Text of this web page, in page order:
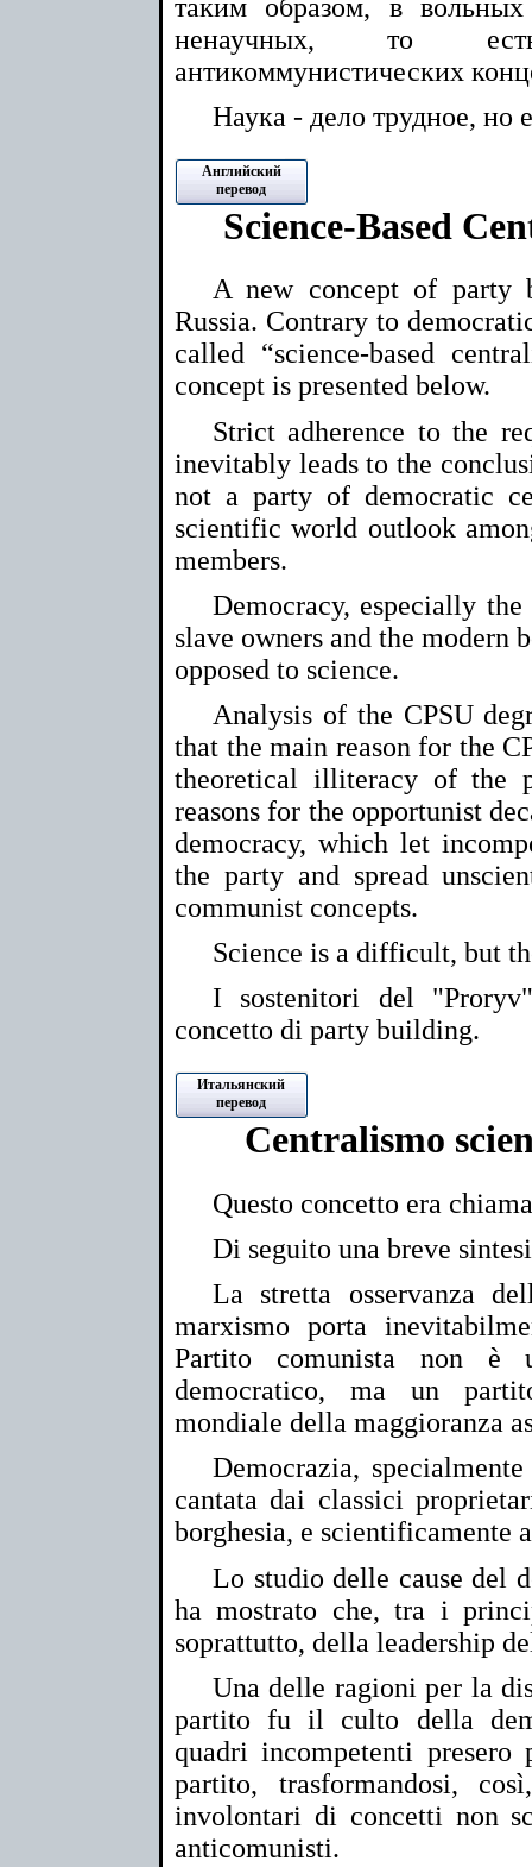
таким образом, в
ненаучных, то есть
антикоммунистических
Наука - дело трудное, но
Английский
перевод
Science-Based
A new concept of party
Russia. Contrary to
called “science-based
concept is presented below.
Strict adherence to the
inevitably leads to the
not a party of democratic
scientific world outlook
members.
Democracy, especially
slave owners and the modern
opposed to science.
Analysis of the CPSU
that the main reason for the
theoretical illiteracy of the
reasons for the opportunist
democracy, which let
the party and spread
communist concepts.
Science is a difficult, but
I sostenitori del
concetto di party building.
Итальянский
перевод
Centralismo
Questo concetto era
Di seguito una breve
La stretta osservanza
marxismo porta
Partito comunista non è
democratico, ma un
mondiale della maggioranza
Democrazia,
cantata dai classici
borghesia, e scientificamente
Lo studio delle cause del
ha mostrato che, tra i
soprattutto, della leadership
Una delle ragioni per la
partito fu il culto della
quadri incompetenti
partito, trasformandosi,
involontari di concetti non
anticomunisti.